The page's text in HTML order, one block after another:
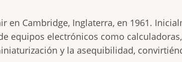
en Cambridge, Inglaterra, en 1961.
equipos electrónicos como
y la asequibilidad,